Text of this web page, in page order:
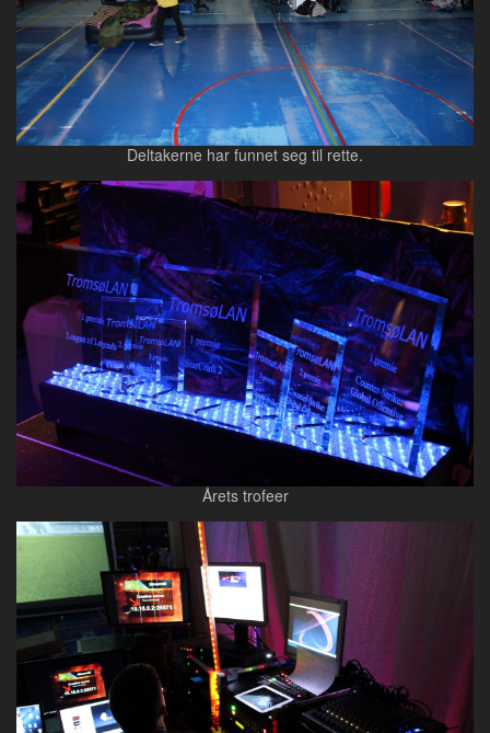
Deltakerne har funnet seg til rette.
Årets trofeer